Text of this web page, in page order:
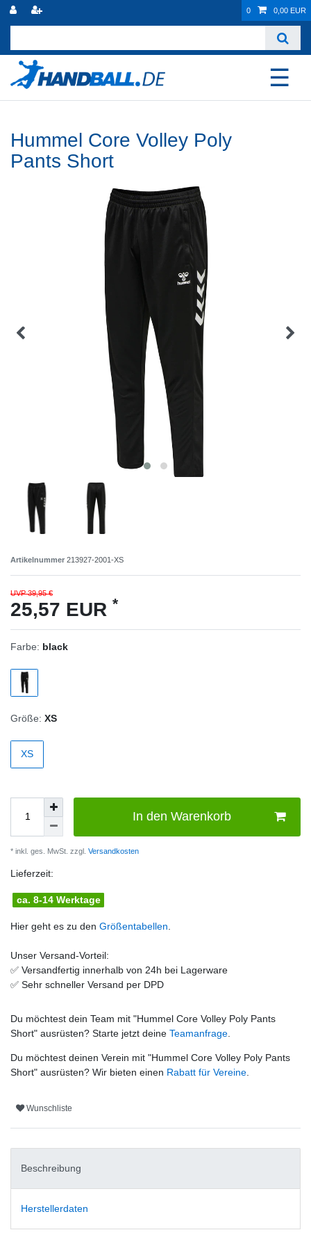
0 0,00 EUR
☰
Hummel Core Volley Poly
Pants Short
Artikelnummer 213927-2001-XS
UVP 39,95 €
25,57 EUR *
Farbe: black
Größe: XS
XS
In den Warenkorb
* inkl. ges. MwSt. zzgl. Versandkosten
Lieferzeit:
ca. 8-14 Werktage
Hier geht es zu den Größentabellen
Unser Versand-Vorteil:
✅ Versandfertig innerhalb von 24h bei Lagerware
✅ Sehr schneller Versand per DPD
Du möchtest dein Team mit "Hummel Core Volley Poly Pants
Short" ausrüsten? Starte jetzt deine Teamanfrage
Du möchtest deinen Verein mit "Hummel Core Volley Poly Pants
Short" ausrüsten? Wir bieten einen Rabatt für Vereine
Wunschliste
Beschreibung
Herstellerdaten